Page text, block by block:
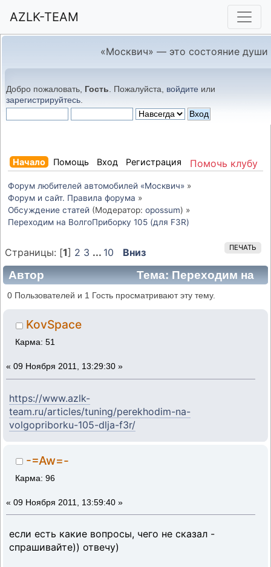
AZLK-TEAM
«Москвич» — это состояние души
Добро пожаловать, Гость . Пожалуйста, войдите или
зарегистрируйтесь
Помочь клубу
Начало Помощь Вход Регистрация
Форум любителей автомобилей «Москвич» »
Форум и сайт. Правила форума »
Обсуждение статей (Модератор: opossum) »
Переходим на ВолгоПриборку 105 (для F3R)
ПЕЧАТЬ
Страницы: [1] 2 3 ... 10 Вниз
Автор
Тема: Переходим на
ВолгоПриборку 105 (для F3R) (Прочитано
96596 раз)
0 Пользователей и 1 Гость просматривают эту тему.
KovSpace
Карма: 51
« 09 Ноября 2011, 13:29:30 »
https://www.azlk-
team.ru/articles/tuning/perekhodim-na-
volgopriborku-105-dlja-f3r/
-=Aw=-
Карма: 96
« 09 Ноября 2011, 13:59:40 »
если есть какие вопросы, чего не сказал -
спрашивайте)) отвечу)